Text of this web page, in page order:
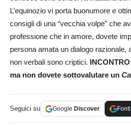
L’equinozio vi porta buonumore e
consigli di una “vecchia volpe” che
professione che in amore, dovete
persona amata un dialogo razionale,
non verbali sono criptici.
ma non dovete sottovalutare un
Seguici su Google Discover Fonti